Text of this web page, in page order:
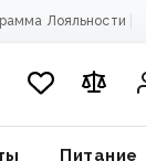
Лояльности
Питание